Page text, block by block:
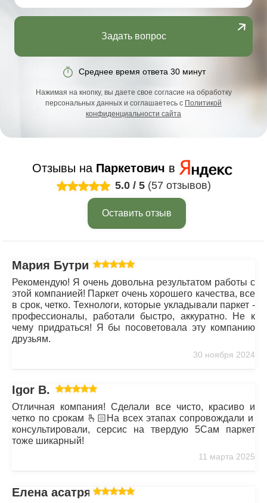
Задать вопрос
Среднее время ответа 30 минут
Нажимая на кнопку, вы даете свое согласие на обработку
персональных данных и соглашаетесь с Политикой
конфиденциальности сайта
Отзывы на Паркетович в
5.0 / 5 (57 отзывов)
Оставить отзыв
Мария Бутрим
Рекомендую! Я очень довольна результатом работы с
этой компанией! Паркет очень хорошего качества, все
в срок, четко. Технологи, которые укладывали паркет -
профессионалы, работали быстро, аккуратно. Не к
чему придраться! Я бы посоветовала эту компанию
друзьям.
30 ноября 2024
Igor B.
Отличная компания! Сделали все чисто, красиво и
четко по срокам 🫰🏻На всех этапах сопровождали и
консультировали, серсис на твердую 5Сам паркет
тоже шикарный!
11 марта 2025
Елена асатрян